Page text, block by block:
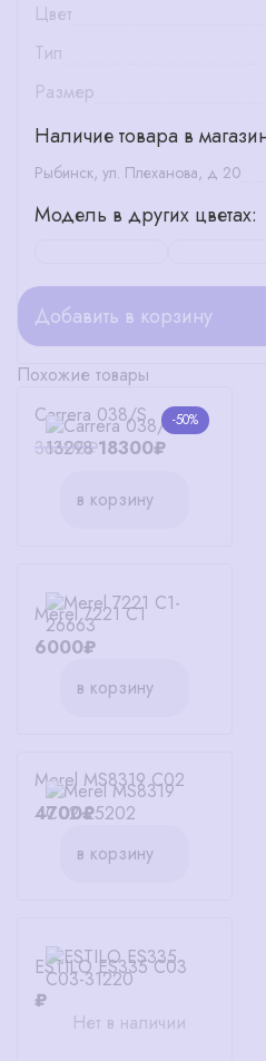
Цвет
Тип
Размер
Наличие товара в
Рыбинск, ул. Плеханова, д 20
Модель в других цветах:
Добавить в корзину
Похожие товары
-50%
Carrera 038/S
36600₽18300₽
в корзину
Merel 7221 C1
6000₽
в корзину
Merel MS8319 C02
4700₽
в корзину
ESTILO ES335 C03
₽
Нет в наличии